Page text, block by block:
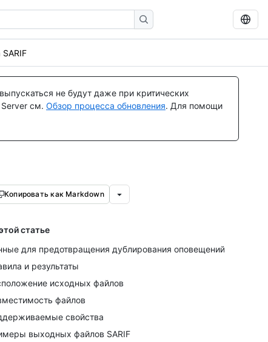
не будут даже при критических
см. Обзор процесса обновления. Для помощи
Копировать как Markdown
статье
для предотвращения дублирования оповещений
и результаты
исходных файлов
файлов
свойства
выходных файлов SARIF